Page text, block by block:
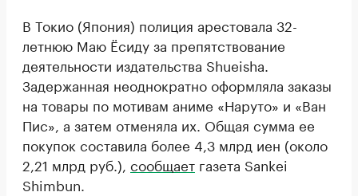
В Токио (Япония) полиция арестовала 32-
летнюю Маю Ёсиду за препятствование
деятельности издательства Shueisha.
Задержанная неоднократно оформляла заказы
на товары по мотивам аниме «Наруто» и «Ван
Пис», а затем отменяла их. Общая сумма ее
покупок составила более 4,3 млрд иен (около
2,21 млрд руб.), сообщает газета Sankei
Shimbun.